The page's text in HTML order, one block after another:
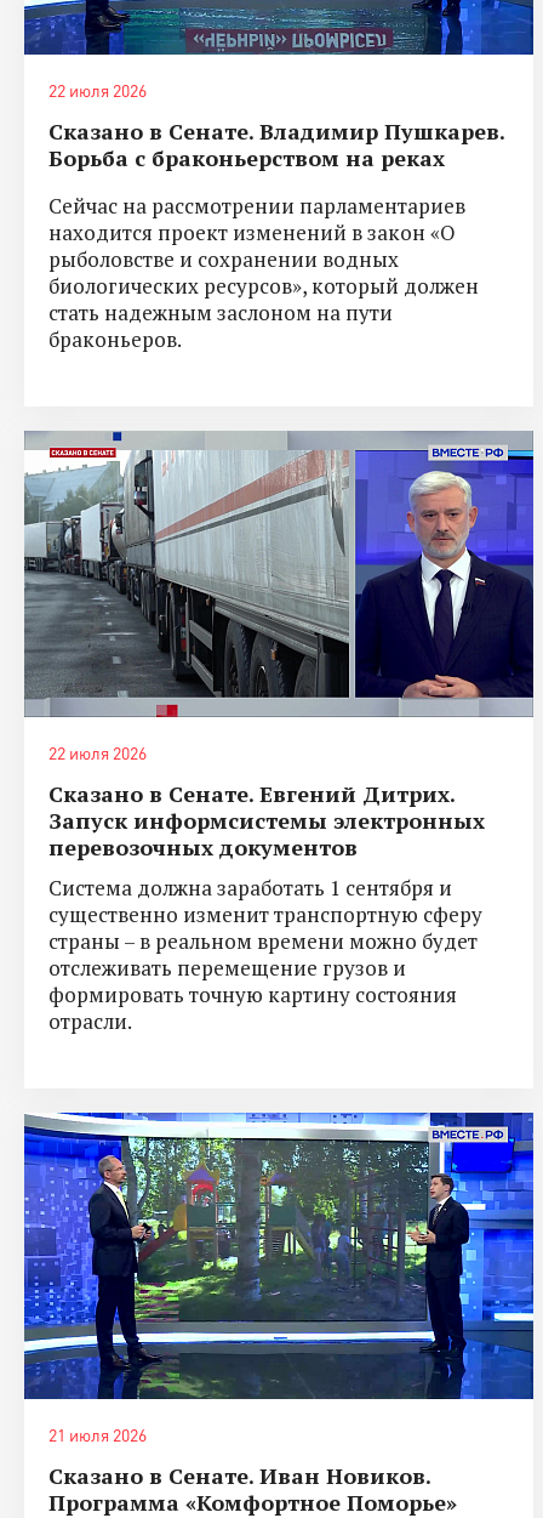
22 июля 2026
Сказано в Сенате. Владимир Пушкарев.
Борьба с браконьерством на реках
Сейчас на рассмотрении парламентариев
находится проект изменений в закон «О
рыболовстве и сохранении водных
биологических ресурсов», который должен
стать надежным заслоном на пути
браконьеров.
22 июля 2026
Сказано в Сенате. Евгений Дитрих.
Запуск информсистемы электронных
перевозочных документов
Система должна заработать 1 сентября и
существенно изменит транспортную сферу
страны – в реальном времени можно будет
отслеживать перемещение грузов и
формировать точную картину состояния
отрасли.
21 июля 2026
Сказано в Сенате. Иван Новиков.
Программа «Комфортное Поморье»